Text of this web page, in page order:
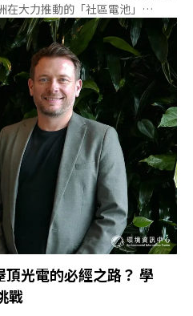
大力推動的「社區電池」
克斯利社區電池去（2024）年6
一個兼具電動車充電功能的社區
個社區電池放在全澳。「社區」
池是什麼？為何要推社區電池？先
殊意義吧！為什麼澳洲要推社區電
光電的必經之路？ 學
戰